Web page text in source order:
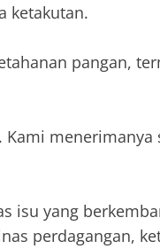
ketakutan.
pangan,
Kami menerimanya
isu yang
perdagangan,